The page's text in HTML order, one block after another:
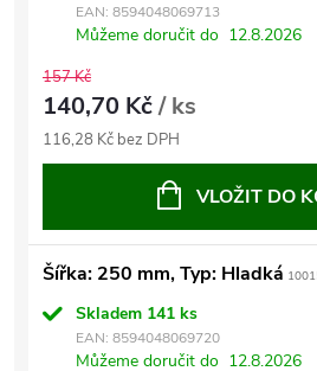
EAN: 8594048069713
Můžeme doručit do 12.8.2026
157 Kč
140,70 Kč/ ks
116,28 Kč bez DPH
VLOŽIT DO
Šířka: 250 mm, Typ: Hladká
Skladem 141 ks
EAN: 8594048069720
Můžeme doručit do 12.8.2026